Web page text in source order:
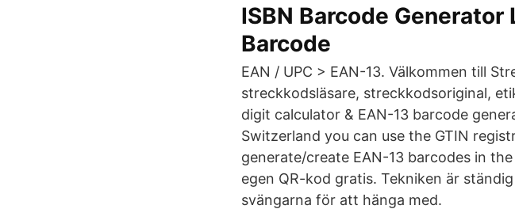
ISBN Barcode Generator
Barcode
EAN / UPC > EAN-13. Välkommen till
streckkodsläsare, streckkodsoriginal,
digit calculator & EAN-13 barcode
Switzerland you can use the GTIN
generate/create EAN-13 barcodes in
egen QR-kod gratis. Tekniken är
svängarna för att hänga med.